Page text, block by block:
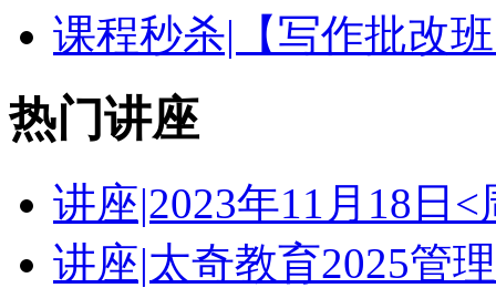
课程秒杀|【写作批改
热门讲座
讲座|2023年11月18日
讲座|太奇教育2025管